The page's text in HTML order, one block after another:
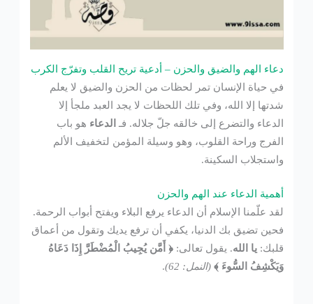
دعاء الهم والضيق والحزن – أدعية تريح القلب وتفرّج الكرب
في حياة الإنسان تمر لحظات من الحزن والضيق لا يعلم
شدتها إلا الله، وفي تلك اللحظات لا يجد العبد ملجأ إلا
الدعاء والتضرع إلى خالقه جلّ جلاله. فـ الدعاء هو باب
الفرج وراحة القلوب، وهو وسيلة المؤمن لتخفيف الألم
واستجلاب السكينة.
أهمية الدعاء عند الهم والحزن
لقد علّمنا الإسلام أن الدعاء يرفع البلاء ويفتح أبواب الرحمة.
فحين تضيق بك الدنيا، يكفي أن ترفع يديك وتقول من أعماق
قلبك:يا الله. يقول تعالى:﴿ أَمَّن يُجِيبُ الْمُضْطَرَّ إِذَا دَعَاهُ
وَيَكْشِفُ السُّوءَ ﴾ (النمل: 62) .